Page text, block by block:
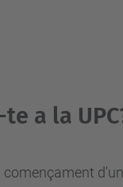
a la
començament